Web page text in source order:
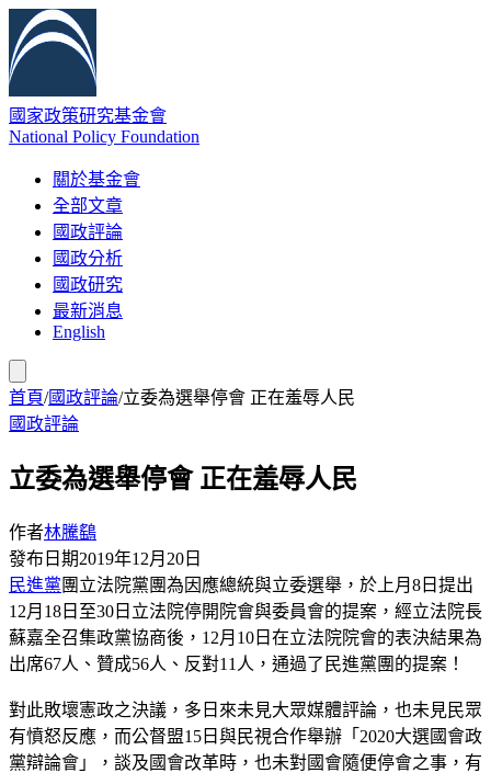
國家政策研究基金會
National Policy Foundation
關於基金會
全部文章
國政評論
國政分析
國政研究
最新消息
English
首頁/國政評論/立委為選舉停會 正在羞辱人民
國政評論
立委為選舉停會 正在羞辱人民
作者林騰鷂
發布日期2019年12月20日
民進黨 團立法院黨團為因應總統與立委選舉，於上月8日提出
12月18日至30日立法院停開院會與委員會的提案，經立法院長
蘇嘉全召集政黨協商後，12月10日在立法院院會的表決結果為
出席67人、贊成56人、反對11人，通過了民進黨團的提案！
對此敗壞憲政之決議，多日來未見大眾媒體評論，也未見民眾
有憤怒反應，而公督盟15日與民視合作舉辦「2020大選國會政
黨辯論會」，談及國會改革時，也未對國會隨便停會之事，有